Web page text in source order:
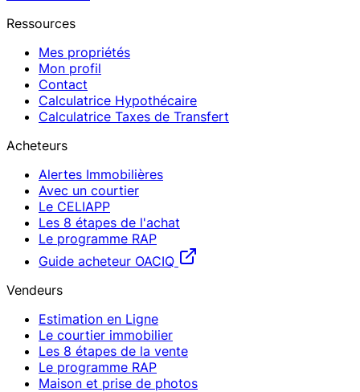
Ressources
Mes propriétés
Mon profil
Contact
Calculatrice Hypothécaire
Calculatrice Taxes de Transfert
Acheteurs
Alertes Immobilières
Avec un courtier
Le CELIAPP
Les 8 étapes de l'achat
Le programme RAP
Guide acheteur OACIQ
Vendeurs
Estimation en Ligne
Le courtier immobilier
Les 8 étapes de la vente
Le programme RAP
Maison et prise de photos